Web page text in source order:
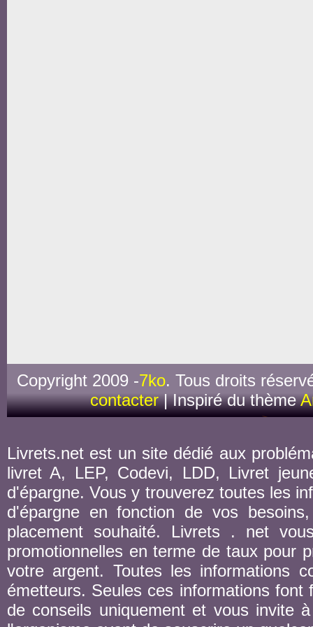
Copyright 2009 -7ko. Tous droits
contacter| Inspiré du thème
Livrets.net est un site dédié aux
livret A, LEP, Codevi, LDD, Livret
d'épargne. Vous y trouverez toutes les
d'épargne en fonction de vos
placement souhaité. Livrets . net
promotionnelles en terme de taux pour
votre argent. Toutes les informations
émetteurs. Seules ces informations
de conseils uniquement et vous invite